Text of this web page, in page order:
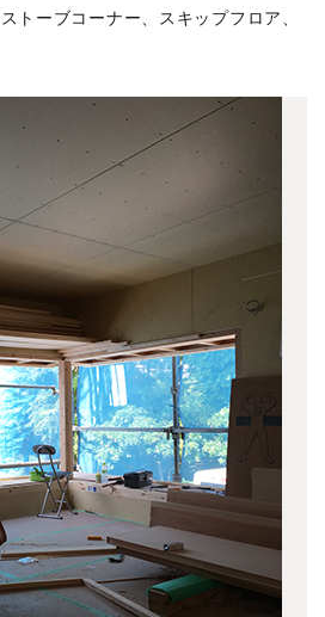
(6)
トーブコーナー、スキップフロア、